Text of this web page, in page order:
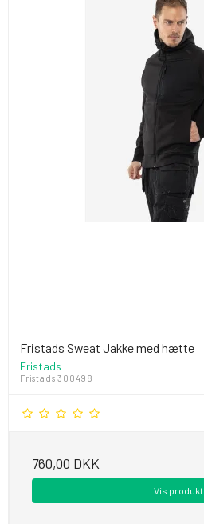
Fristads Sweat Jakke med hætte
Fristads
Fristads 300498
760,00 DKK
Vis produkt